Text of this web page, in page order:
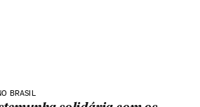
BRASIL